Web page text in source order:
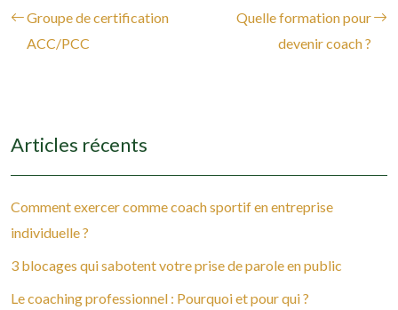
Groupe de certification
ACC/PCC
Quelle formation pour
devenir coach ?
Articles récents
Comment exercer comme coach sportif en entreprise
individuelle ?
3 blocages qui sabotent votre prise de parole en public
Le coaching professionnel : Pourquoi et pour qui ?